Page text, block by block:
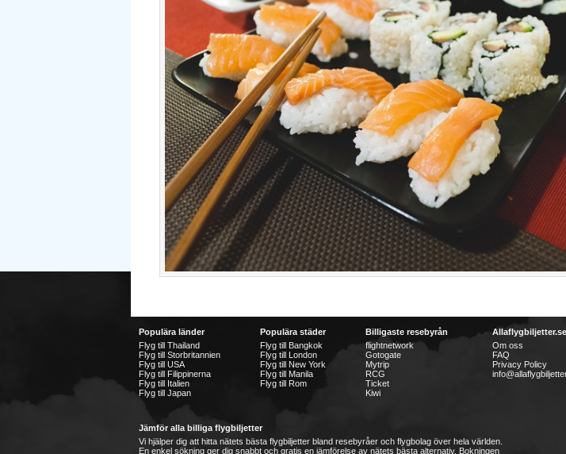
Populära länder
Flyg till Thailand
Flyg till Storbritannien
Flyg till USA
Flyg till Filippinerna
Flyg till Italien
Flyg till Japan
Populära städer
Flyg till Bangkok
Flyg till London
Flyg till New York
Flyg till Manila
Flyg till Rom
Billigaste resebyrån
flightnetwork
Gotogate
Mytrip
RCG
Ticket
Kiwi
Allaflygbiljetter.se
Om oss
FAQ
Privacy Policy
Jämför alla billiga flygbiljetter
Vi hjälper dig att hitta nätets bästa flygbiljetter bland resebyråer och flygbolag över hela världen.
En enkel sökning ger dig snabbt och gratis en jämförelse av nätets bästa alternativ. Bokningen